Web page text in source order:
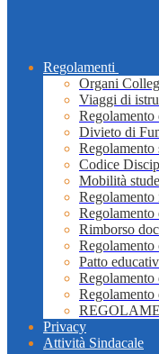
Regolamenti
Organi
Viaggi di
Regolamento
Divieto di
Regolamento
Codice
Mobilità
Rimborso
Regolamento
Patto
Privacy
Attività Sindacale